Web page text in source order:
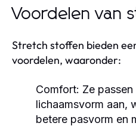
Voordelen van
Stretch stoffen bieden
voordelen, waaronder:
Comfort: Ze
lichaamsvorm aan,
betere pasvorm en